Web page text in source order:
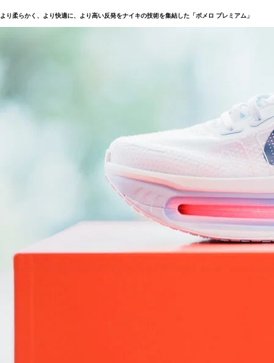
より柔らかく、より快適に、より高い反発をナイキの技術を集結した「ボメロ プレミアム」